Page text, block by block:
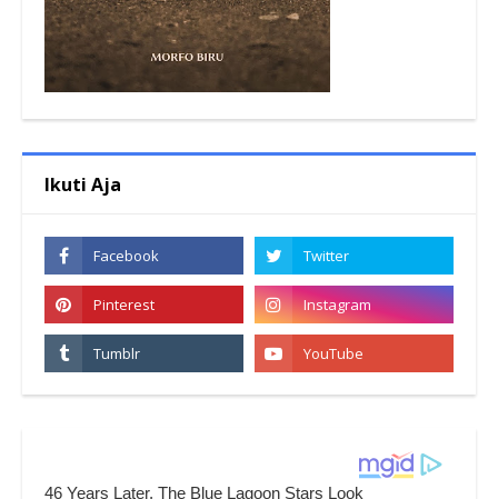
Ikuti Aja